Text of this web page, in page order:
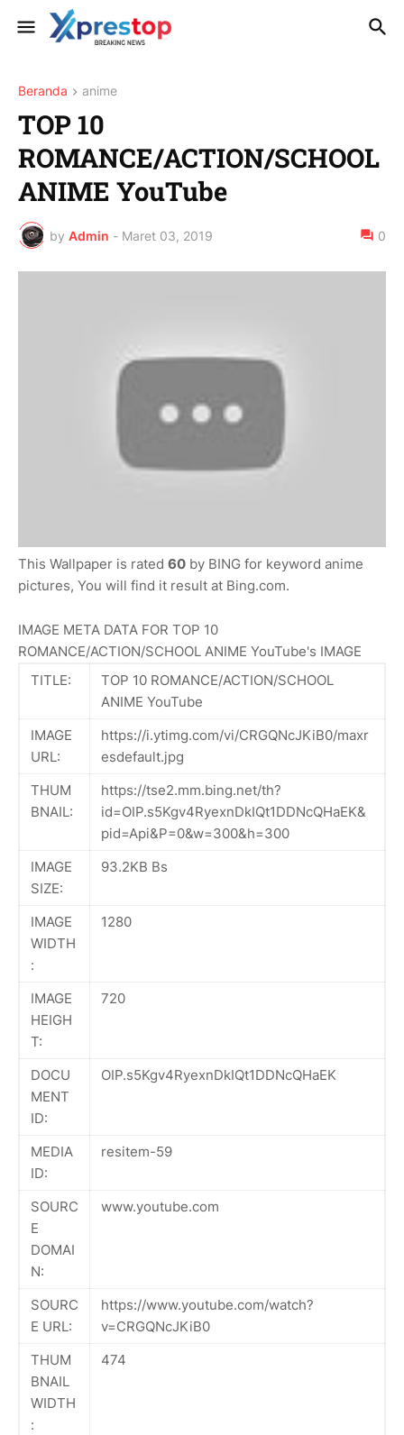
Beranda anime
TOP 10
ROMANCE/ACTION/SCHOOL
ANIME YouTube
by Admin - Maret 03, 2019 0
This Wallpaper is rated 60 by BING for keyword anime
pictures, You will find it result at Bing.com.
IMAGE META DATA FOR TOP 10
ROMANCE/ACTION/SCHOOL ANIME YouTube's IMAGE
TITLE:
TOP 10 ROMANCE/ACTION/SCHOOL
ANIME YouTube
IMAGE
URL:
https://i.ytimg.com/vi/CRGQNcJKiB0/maxr
esdefault.jpg
THUM
BNAIL:
https://tse2.mm.bing.net/th?
id=OIP.s5Kgv4RyexnDkIQt1DDNcQHaEK&
pid=Api&P=0&w=300&h=300
IMAGE
SIZE:
93.2KB Bs
IMAGE
WIDTH
:
1280
IMAGE
HEIGH
T:
720
DOCU
MENT
ID:
OIP.s5Kgv4RyexnDkIQt1DDNcQHaEK
MEDIA
ID:
resitem-59
SOURC
E
DOMAI
N:
www.youtube.com
SOURC
E URL:
https://www.youtube.com/watch?
v=CRGQNcJKiB0
THUM
BNAIL
WIDTH
:
474